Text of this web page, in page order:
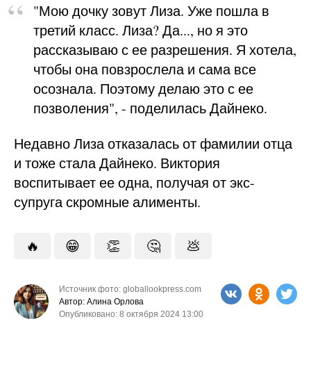
"Мою дочку зовут Лиза. Уже пошла в
третий класс. Лиза? Да..., но я это
рассказываю с ее разрешения. Я хотела,
чтобы она повзрослела и сама все
осознала. Поэтому делаю это с ее
позволения", - поделилась Дайнеко.
Недавно Лиза отказалась от фамилии отца
и тоже стала Дайнеко. Виктория
воспитывает ее одна, получая от экс-
супруга скромные алименты.
🔥 😁 👏 🤔 💩
Источник фото: globallookpress.com
Автор: Алина Орлова
Опубликовано: 8 октября 2024 13:00